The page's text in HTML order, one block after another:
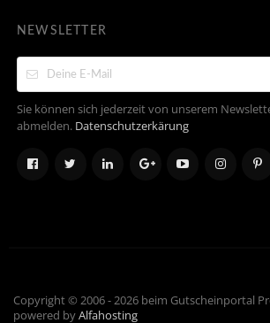
NEWSLETTER
Sie können sich jederzeit von unserem
abmelden. Datenschutzerkärung
Copyright © 2006 - 2026 beim Gutscheinportal
powered byAlfahosting